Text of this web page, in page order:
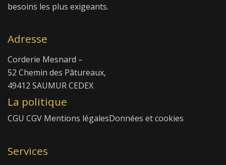
besoins les plus exigeants.
Adresse
Corderie Mesnard –
52 Chemin des Pâtureaux,
49412 SAUMUR CEDEX
La politique
CGU CGV Mentions légalesDonnées et cookies
Services